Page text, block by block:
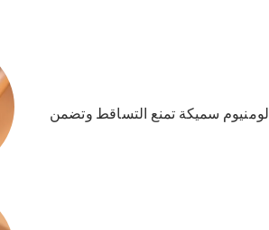
سميكة تمنع التساقط وتضمن